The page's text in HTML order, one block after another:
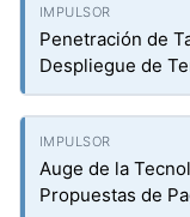
Penetración de
Despliegue de
Auge de la
Propuestas de